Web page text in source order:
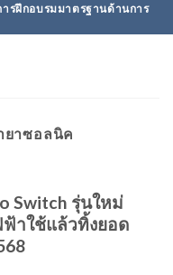
รฝึกอบรมมาตรฐานด้านการ
ยาซอลนิค
Switch รุ่นใหม่
าใช้แล้วทิ้งยอด